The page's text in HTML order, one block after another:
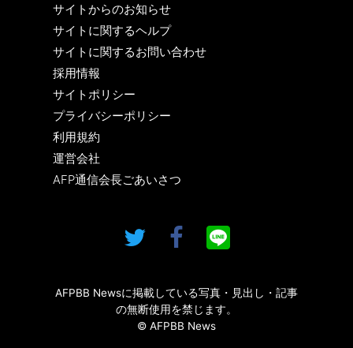
サイトからのお知らせ
サイトに関するヘルプ
サイトに関するお問い合わせ
採用情報
サイトポリシー
プライバシーポリシー
利用規約
運営会社
AFP通信会長ごあいさつ
AFPBB Newsに掲載している写真・見出し・記事
の無断使用を禁じます。
© AFPBB News